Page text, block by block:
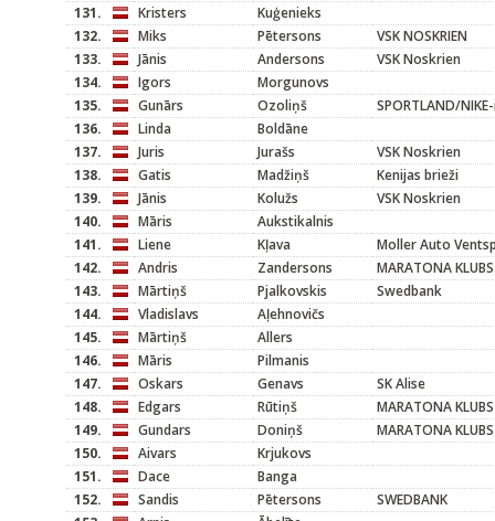
131.
Kristers
Kuģenieks
132.
Miks Pētersons
VSK NOSKRIEN
133.
Jānis Andersons
VSK Noskrien
134.
Igors
Morgunovs
135.
Gunārs Ozoliņš
SPORTLAND/
136.
Linda
Boldāne
137.
Juris Jurašs
VSK Noskrien
138.
Gatis Madžiņš
Kenijas brieži
139.
Jānis Kolužs
VSK Noskrien
140.
Māris
Aukstikalnis
141.
Liene Kļava
Moller Auto
142.
Andris Zandersons
MARATONA KLUBS
143.
Mārtiņš Pjalkovskis
Swedbank
144.
Vladislavs
Aļehnovičs
145.
Mārtiņš
Allers
146.
Māris
Pilmanis
147.
Oskars Genavs
SK Alise
148.
Edgars Rūtiņš
MARATONA KLUBS
149.
Gundars Doniņš
MARATONA KLUBS
150.
Aivars
Krjukovs
151.
Dace
Banga
152.
Sandis Pētersons
SWEDBANK